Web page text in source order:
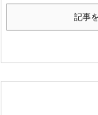
記事